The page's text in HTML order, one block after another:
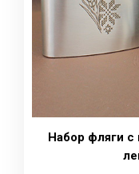
Набор фляги с